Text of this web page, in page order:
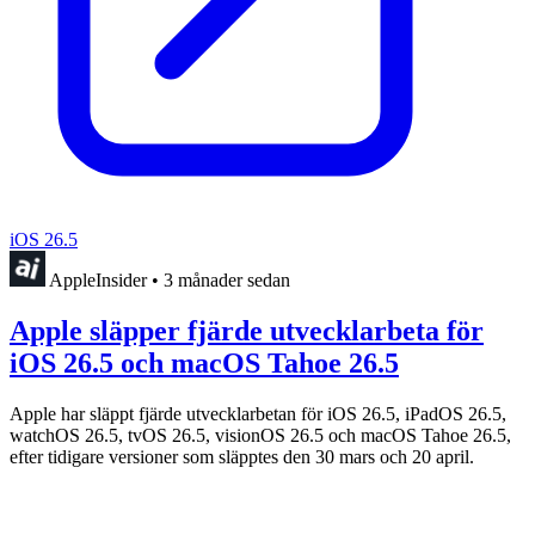
iOS 26.5
AppleInsider • 3 månader sedan
Apple släpper fjärde utvecklarbeta för
iOS 26.5 och macOS Tahoe 26.5
Apple har släppt fjärde utvecklarbetan för iOS 26.5, iPadOS 26.5,
watchOS 26.5, tvOS 26.5, visionOS 26.5 och macOS Tahoe 26.5,
efter tidigare versioner som släpptes den 30 mars och 20 april.